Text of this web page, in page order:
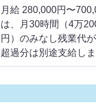
月給 280,000円〜
は、月30時間（4万
円）のみなし残業代
超過分は別途支給しま